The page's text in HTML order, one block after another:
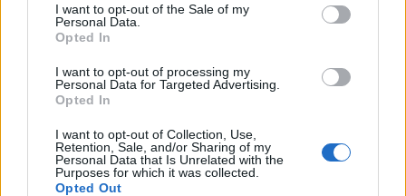
I want to opt-out of the Sale of my
Personal Data.
Opted In
I want to opt-out of processing my
Personal Data for Targeted Advertising.
Opted In
I want to opt-out of Collection, Use,
Retention, Sale, and/or Sharing of my
Personal Data that Is Unrelated with the
Purposes for which it was collected.
Opted Out